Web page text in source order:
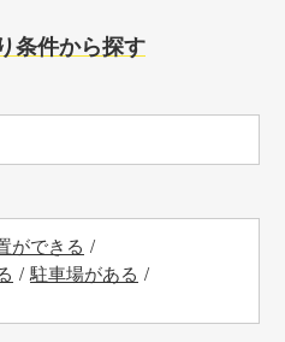
条件から探す
ができる
駐車場がある